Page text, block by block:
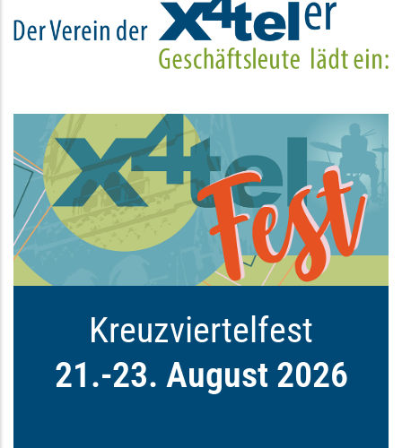
Immer einen Besuch wert: Das
Kreuzviertelfest
21.-23. August 2026